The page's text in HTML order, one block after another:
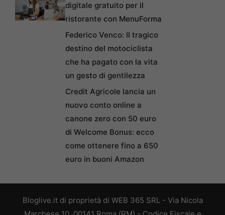
digitale gratuito per il
ristorante con MenuForma
Federico Venco: Il tragico
destino del motociclista
che ha pagato con la vita
un gesto di gentilezza
Credit Agricole lancia un
nuovo conto online a
canone zero con 50 euro
di Welcome Bonus: ecco
come ottenere fino a 650
euro in buoni Amazon
Bloglive.it di proprietà di WEB 365 SRL - Via Nicola